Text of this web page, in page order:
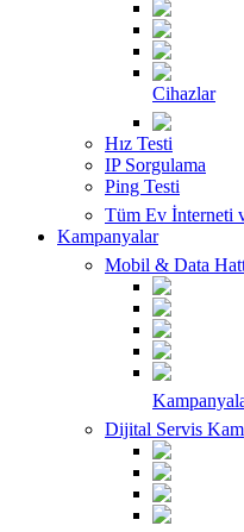
Cihazlar
Hız Testi
IP Sorgulama
Ping Testi
Tüm Ev İnterneti
Kampanyalar
Mobil & Data
Dijital Servis